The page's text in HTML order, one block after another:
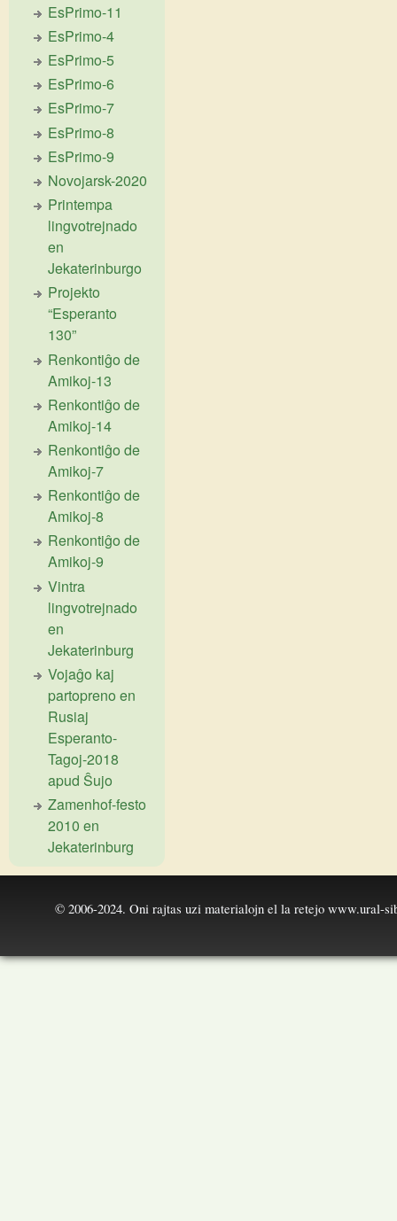
EsPrimo-11
EsPrimo-4
EsPrimo-5
EsPrimo-6
EsPrimo-7
EsPrimo-8
EsPrimo-9
Novojarsk-2020
Printempa
lingvotrejnado
en
Jekaterinburgo
Projekto
“Esperanto
130”
Renkontiĝo de
Amikoj-13
Renkontiĝo de
Amikoj-14
Renkontiĝo de
Amikoj-7
Renkontiĝo de
Amikoj-8
Renkontiĝo de
Amikoj-9
Vintra
lingvotrejnado
en
Jekaterinburg
Vojaĝo kaj
partopreno en
Rusiaj
Esperanto-
Tagoj-2018
apud Ŝujo
Zamenhof-festo
2010 en
Jekaterinburg
© 2006-2024. Oni rajtas uzi materialojn el la retejo www.ural-